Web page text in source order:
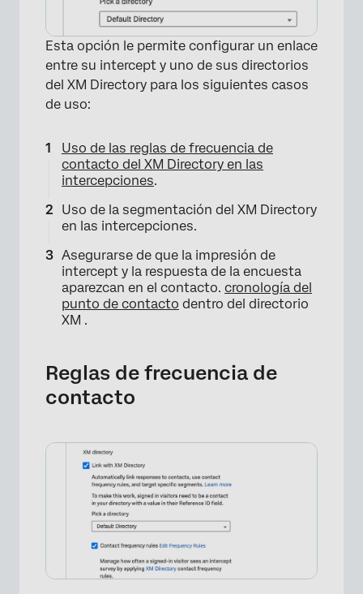
Esta opción le permite configurar un enlace
entre su intercept y uno de sus directorios
del XM Directory para los siguientes casos
de uso:
Uso de las reglas de frecuencia de
contacto del XM Directory en las
intercepciones.
Uso de la segmentación del XM Directory
en las intercepciones.
Asegurarse de que la impresión de
intercept y la respuesta de la encuesta
aparezcan en el contacto. cronología del
punto de contacto dentro del directorio
XM .
Reglas de frecuencia de
contacto